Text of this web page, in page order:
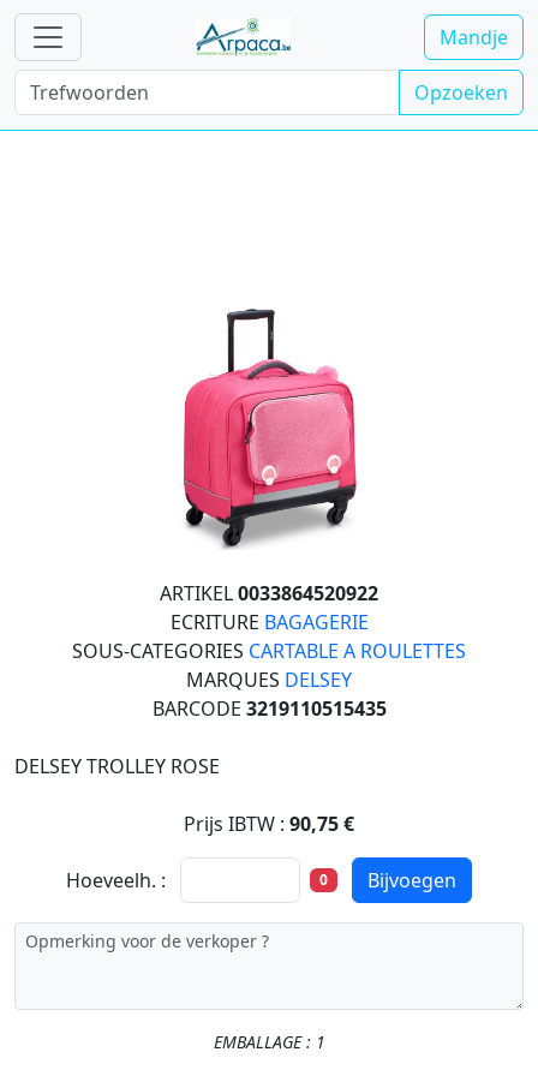
Mandje
Opzoeken
ARTIKEL0033864520922
ECRITURE BAGAGERIE
SOUS-CATEGORIES CARTABLE A ROULETTES
MARQUES DELSEY
BARCODE 3219110515435
DELSEY TROLLEY ROSE
Prijs IBTW : 90,75 €
Hoeveelh. : 0 Bijvoegen
EMBALLAGE : 1